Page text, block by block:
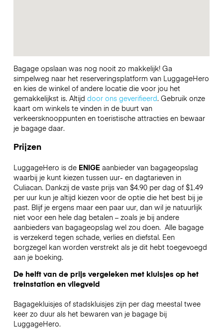
Bagage opslaan was nog nooit zo makkelijk! Ga
simpelweg naar het reserveringsplatform van LuggageHero
en kies de winkel of andere locatie die voor jou het
gemakkelijkst is. Altijd door ons geverifieerd. Gebruik onze
kaart om winkels te vinden in de buurt van
verkeersknooppunten en toeristische attracties en bewaar
je bagage daar.
Prijzen
LuggageHero is de ENIGEaanbieder van bagageopslag
waarbij je kunt kiezen tussen uur- en dagtarieven in
Culiacan. Dankzij de vaste prijs van $4.90 per dag of $1.49
per uur kun je altijd kiezen voor de optie die het best bij je
past. Blijf je ergens maar een paar uur, dan wil je natuurlijk
niet voor een hele dag betalen – zoals je bij andere
aanbieders van bagageopslag wel zou doen. Alle bagage
is verzekerd tegen schade, verlies en diefstal. Een
borgzegel kan worden verstrekt als je dit hebt toegevoegd
aan je boeking.
De helft van de prijs vergeleken met kluisjes op het
treinstation en vliegveld
Bagagekluisjes of stadskluisjes zijn per dag meestal twee
keer zo duur als het bewaren van je bagage bij
LuggageHero.